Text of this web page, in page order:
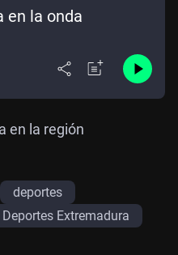
en la onda
en la región
deportes
Deportes Extremadura